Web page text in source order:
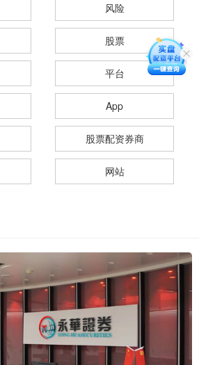
风险
股票
平台
App
股票配资券商
网站